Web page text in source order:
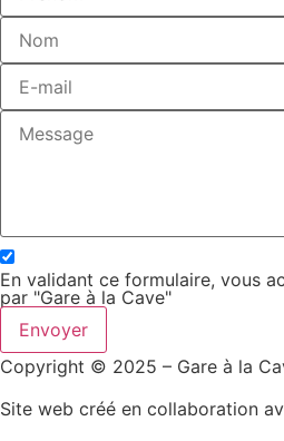
En validant ce formulaire, vous
par "Gare à la Cave"
Envoyer
Copyright © 2025 – Gare à la
Site web créé en collaboration